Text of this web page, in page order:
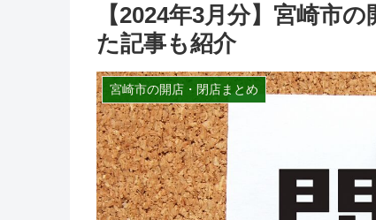
【2024年3月分】宮崎市
た記事も紹介
宮崎市の開店・閉店まとめ